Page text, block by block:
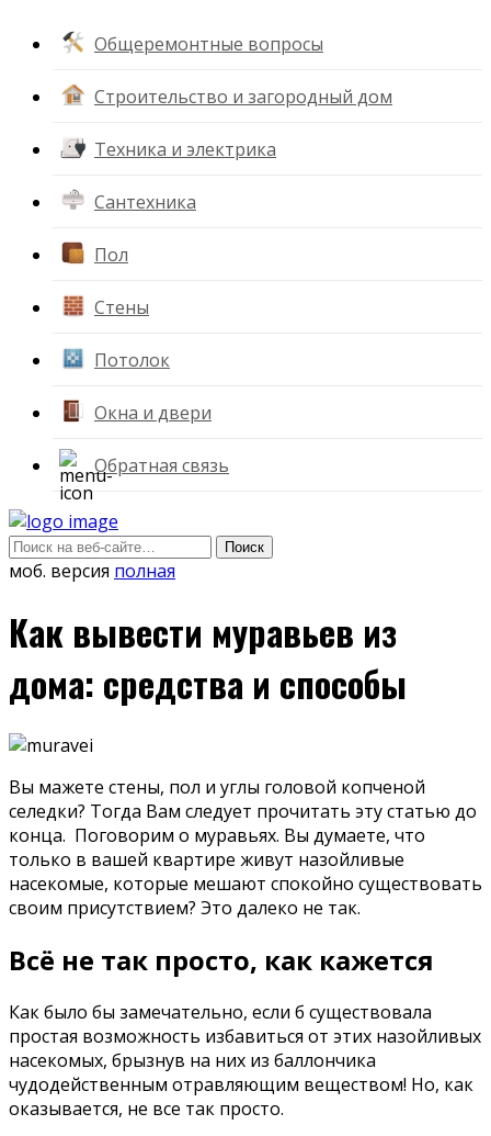
Общеремонтные вопросы
Строительство и загородный дом
Техника и электрика
Сантехника
Пол
Стены
Потолок
Окна и двери
Обратная связь
моб. версия полная
Как вывести муравьев из
дома: средства и способы
Вы мажете стены, пол и углы головой копченой
селедки? Тогда Вам следует прочитать эту статью до
конца. Поговорим о муравьях. Вы думаете, что
только в вашей квартире живут назойливые
насекомые, которые мешают спокойно существовать
своим присутствием? Это далеко не так.
Всё не так просто, как кажется
Как было бы замечательно, если б существовала
простая возможность избавиться от этих назойливых
насекомых, брызнув на них из баллончика
чудодейственным отравляющим веществом! Но, как
оказывается, не все так просто.